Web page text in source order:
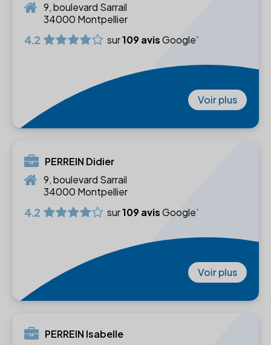
9, boulevard Sarrail
34000 Montpellier
4.2 sur109 avisGoogle
Voir plus
PERREIN Didier
9, boulevard Sarrail
34000 Montpellier
4.2 sur109 avisGoogle
Voir plus
PERREIN Isabelle